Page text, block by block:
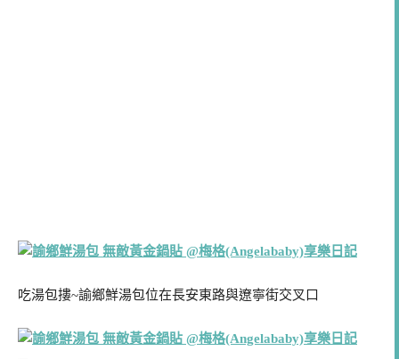
吃湯包摟~諭鄉鮮湯包位在長安東路與遼寧街交叉口